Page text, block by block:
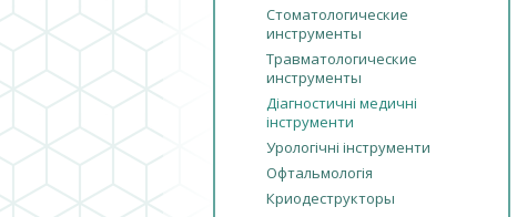
Стоматологические
инструменты
Травматологические
инструменты
Діагностичні медичні
інструменти
Урологічні інструменти
Офтальмологія
Криодеструкторы